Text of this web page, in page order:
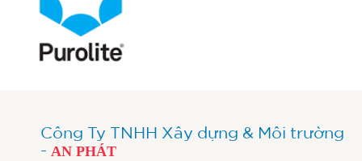
Công Ty TNHH Xây dựng & Môi trường
- AN PHÁT